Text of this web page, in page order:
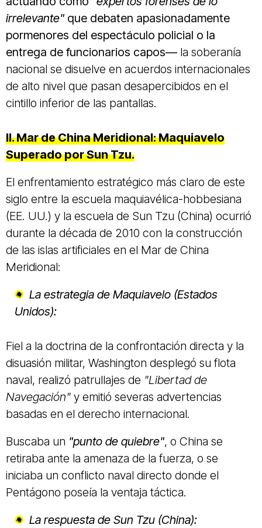
irrelevante" que debaten apasionadamente
pormenores del espectáculo policial o la
entrega de funcionarios capos— la soberanía
nacional se disuelve en acuerdos internacionales
de alto nivel que pasan desapercibidos en el
cintillo inferior de las pantallas.
II. Mar de China Meridional: Maquiavelo
Superado por Sun Tzu.
El enfrentamiento estratégico más claro de este
siglo entre la escuela maquiavélica-hobbesiana
(EE. UU.) y la escuela de Sun Tzu (China) ocurrió
durante la década de 2010 con la construcción
de las islas artificiales en el Mar de China
Meridional:
La estrategia de Maquiavelo (Estados
Unidos):
Fiel a la doctrina de la confrontación directa y la
disuasión militar, Washington desplegó su flota
naval, realizó patrullajes de "Libertad de
Navegación" y emitió severas advertencias
basadas en el derecho internacional.
Buscaba un "punto de quiebre", o China se
retiraba ante la amenaza de la fuerza, o se
iniciaba un conflicto naval directo donde el
Pentágono poseía la ventaja táctica.
La respuesta de Sun Tzu (China):